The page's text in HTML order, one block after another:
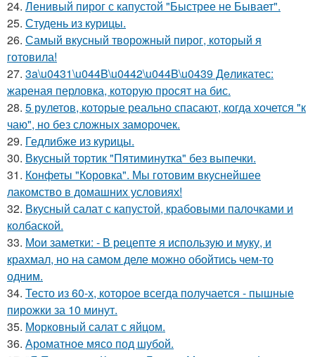
24. Ленивый пирог с капустой "Быстрее не Бывает".
25. Студень из курицы.
26. Самый вкусный творожный пирог, который я
готовила!
27. 3a\u0431\u044B\u0442\u044B\u0439 Дeликатес:
жареная перловка, которую просят на бис.
28. 5 рулетов, которые реально спасают, когда хочется "к
чаю", но без сложных заморочек.
29. Гедлибже из курицы.
30. Вкусный тоpтик "Пятиминутка" без выпечки.
31. Конфеты "Коровка". Мы готовим вкуснейшее
лакомство в домашних условиях!
32. Вкусный салат с капустой, крабовыми палочками и
колбаской.
33. Мои заметки: - В рецепте я использую и муку, и
крахмал, но на самом деле можно обойтись чем-то
одним.
34. Тесто из 60-х, которое всегда получается - пышные
пирожки за 10 минут.
35. Морковный салат с яйцом.
36. Ароматное мясо под шубой.